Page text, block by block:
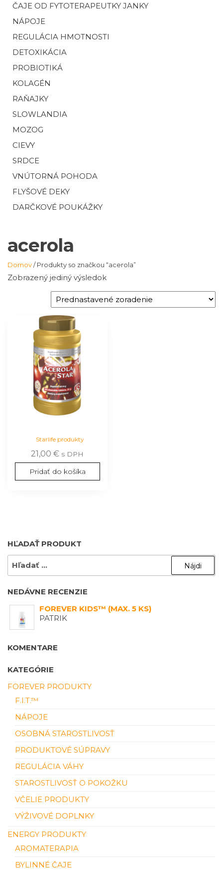
ČAJE OD FYTOTERAPEUTKY JANKY
NÁPOJE
REGULÁCIA HMOTNOSTI
DETOXIKÁCIA
PROBIOTIKÁ
KOLAGÉN
RAŇAJKY
SLOWLANDIA
MOZOG
CIEVY
SRDCE
VNÚTORNÁ POHODA
FLYŠOVÉ DEKY
DARČKOVÉ POUKÁŽKY
acerola
Domov/ Produkty so značkou “acerola”
Zobrazený jediný výsledok
Starlife produkty
21,00€ s DPH
Pridať do košíka
HĽADAŤ PRODUKT
HĽADAŤ:
NEDÁVNE RECENZIE
FOREVER KIDS™ (MAX. 5 KS)
PATRIK
KOMENTARE
KATEGÓRIE
FOREVER PRODUKTY
F.I.T.™
NÁPOJE
OSOBNÁ STAROSTLIVOSŤ
PRODUKTOVÉ SÚPRAVY
REGULÁCIA VÁHY
STAROSTLIVOSŤ O POKOŽKU
VČELIE PRODUKTY
VÝŽIVOVÉ DOPLNKY
ENERGY PRODUKTY
AROMATERAPIA
BYLINNÉ ČAJE